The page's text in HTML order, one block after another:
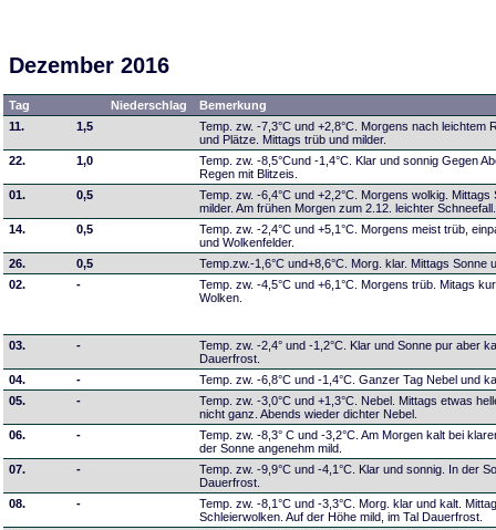
Dezember 2016
Tag Niederschlag
Bemerkung
11.
1,5
Temp. zw. -7,3°C und +2,8°C. Morgens nach leichtem
und Plätze. Mittags trüb und milder.
22.
1,0
Temp. zw. -8,5°Cund -1,4°C. Klar und sonnig Gegen
Regen mit Blitzeis.
01.
0,5
Temp. zw. -6,4°C und +2,2°C. Morgens wolkig.
milder. Am frühen Morgen zum 2.12. leichter Schneefall.
14.
0,5
Temp. zw. -2,4°C und +5,1°C. Morgens meist trüb,
und Wolkenfelder.
26.
0,5
Temp.zw.-1,6°C und+8,6°C. Morg. klar. Mittags Sonne
02.
-
Temp. zw. -4,5°C und +6,1°C. Morgens trüb. Mitags
Wolken.
03. -
Temp. zw. -2,4° und -1,2°C. Klar und Sonne pur aber
Dauerfrost.
04.
-
Temp. zw. -6,8°C und -1,4°C. Ganzer Tag Nebel und
05.
-
Temp. zw. -3,0°C und +1,3°C. Nebel. Mittags etwas
nicht ganz. Abends wieder dichter Nebel.
06.
-
Temp. zw. -8,3° C und -3,2°C. Am Morgen kalt bei
der Sonne angenehm mild.
07.
-
Temp. zw. -9,9°C und -4,1°C. Klar und sonnig. In der
Dauerfrost.
08.
-
Temp. zw. -8,1°C und -3,3°C. Morg. klar und kalt.
Schleierwolken. Auf der Höhe mild, im Tal Dauerfrost.